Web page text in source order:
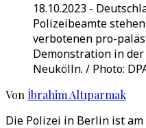
18.10.2023 -
Polizeibeamte
verbotenen pro-
Demonstration in
Neukölln. / Photo:
Von İbrahim Altıparmak
Die Polizei in Berlin ist